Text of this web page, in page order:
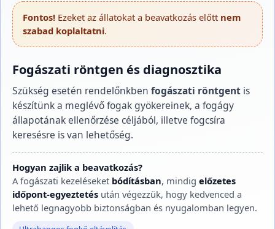
Fontos! Ezeket az állatokat a beavatkozás előtt nem
szabad koplaltatni.
Fogászati röntgen és diagnosztika
Szükség esetén rendelőnkbenfogászati röntgent is
készítünk a meglévő fogak gyökereinek, a fogágy
állapotának ellenőrzése céljából, illetve fogcsíra
keresésre is van lehetőség.
Hogyan zajlik a beavatkozás?
A fogászati kezeléseket bódításban, mindigelőzetes
időpont-egyeztetés után végezzük, hogy kedvenced a
lehető legnagyobb biztonságban és nyugalomban legyen.